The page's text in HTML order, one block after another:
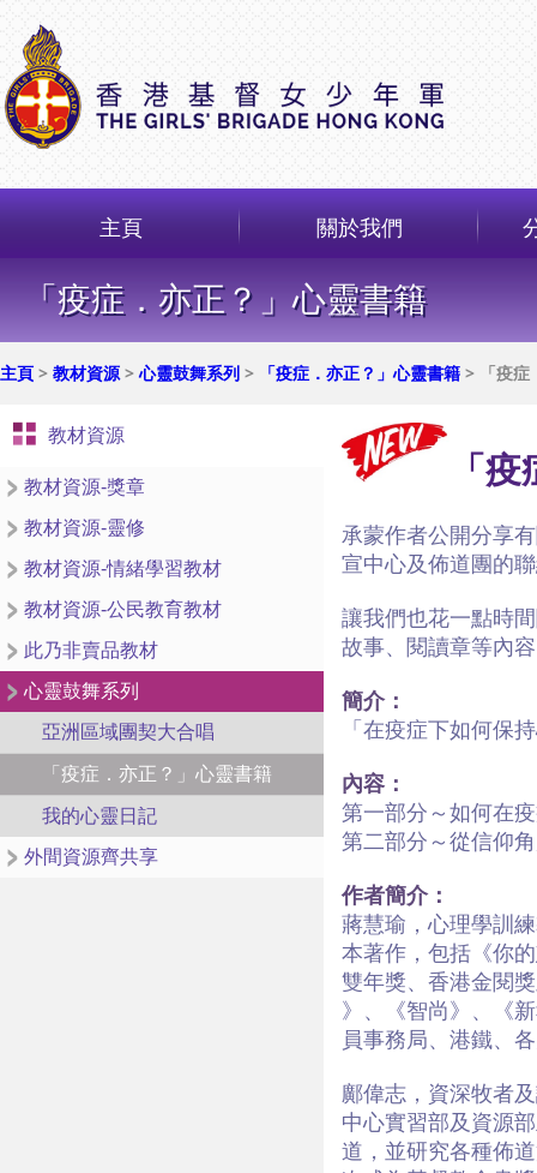
主頁 關於我們
「疫症．亦正？」心靈書籍
主頁 > 教材資源> 心靈鼓舞系列 > 「疫症．亦正？」心靈書籍 > 「疫症
教材資源
教材資源-獎章
教材資源-靈修
教材資源-情緒學習教材
教材資源-公民教育教材
此乃非賣品教材
心靈鼓舞系列
亞洲區域團契大合唱
「疫症．亦正？」心靈書籍
我的心靈日記
外間資源齊共享
「
承蒙作者公開分享
宣中心及佈道團的
讓我們也花一點時
故事、閱讀章等內
簡介：
「在疫症下如何保
內容：
第一部分～如何在
第二部分～從信仰
作者簡介：
蔣慧瑜，心理學訓
本著作，包括《你
雙年獎、香港金閱
》、《智尚》、《
員事務局、港鐵、
鄺偉志，資深牧者
中心實習部及資源
道，並研究各種佈